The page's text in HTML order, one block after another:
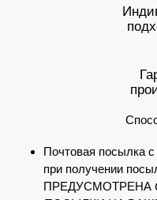
Почтовая посылка
при получении
ПРЕДУСМОТРЕНА